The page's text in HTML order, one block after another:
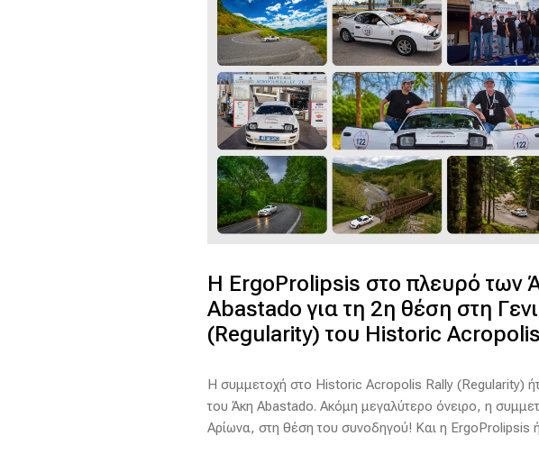
Η ErgoProlipsis στο πλευρό των
Abastado για τη 2η θέση στη
(Regularity) του Historic
Η συμμετοχή στο Historic Acropolis Rally (Regularity)
του Άκη Abastado. Ακόμη μεγαλύτερο όνειρο, η
Αρίωνα, στη θέση του συνοδηγού! Και η ErgoProlipsis